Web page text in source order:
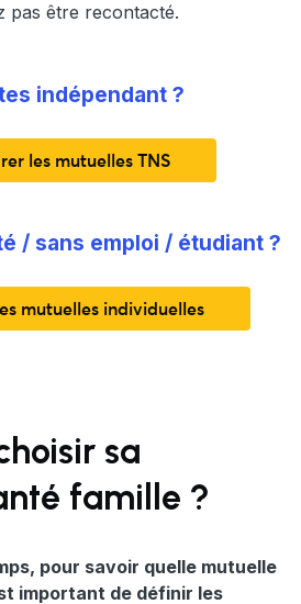
pas être recontacté.
indépendant ?
les mutuelles TNS
/ sans emploi / étudiant ?
mutuelles individuelles
sa
famille ?
pour savoir quelle mutuelle
important de définir les